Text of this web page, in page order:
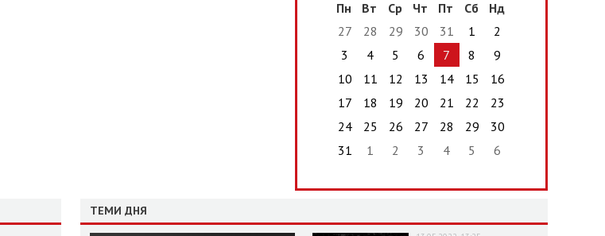
Пн
Вт Ср Чт Пт Сб
Нд
27
28 29 30 31 1
2
3
4 5 6 7 8
9
10
11 12 13 14 15
16
17
18 19 20 21 22
23
24
25 26 27 28 29
30
31
1 2 3 4 5 6
ТЕМИ ДНЯ